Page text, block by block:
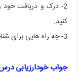
2- درک و دریافت خود
کنید.
3- چه راه هایی برای شناخت خداوند هستی وجود دارد؟
جواب خودارزیابی